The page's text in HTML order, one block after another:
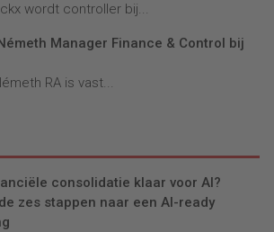
wordt controller bij...
Manager Finance & Control bij
RA is vast...
consolidatie klaar voor AI?
zes stappen naar een AI-ready